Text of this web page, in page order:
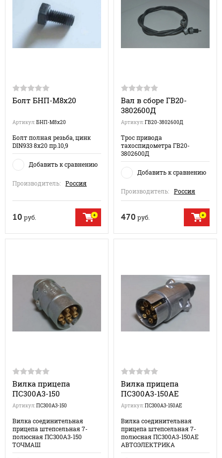
Болт БНП-М8х20
Артикул:БНП-М8х20
Болт полная резьба, цинк
DIN933 8х20 пр.10,9
Добавить к сравнению
Производитель: Россия
10 руб.
Вал в сборе ГВ20-
3802600Д
Артикул:ГВ20-3802600Д
Трос привода
тахоспидометра ГВ20-
3802600Д
Добавить к сравнению
Производитель: Россия
470 руб.
Вилка прицепа
ПС300А3-150
Артикул:ПС300А3-150
Вилка соединительная
прицепа штепсельная 7-
полюсная ПС300А3-150
ТОЧМАШ
Вилка прицепа
ПС300А3-150АЕ
Артикул:ПС300А3-150АЕ
Вилка соединительная
прицепа штепсельная 7-
полюсная ПС300А3-150АЕ
АВТОЭЛЕКТРИКА